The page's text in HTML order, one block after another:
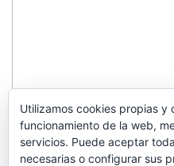
Utilizamos cookies propias
funcionamiento de la web,
servicios. Puede aceptar
necesarias o configurar sus